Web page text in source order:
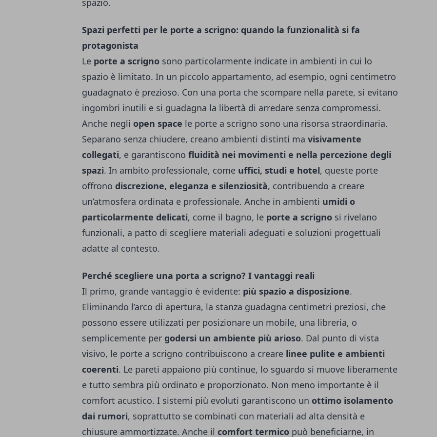
spazio.
Spazi perfetti per le porte a scrigno: quando la funzionalità si fa
protagonista
Le porte a scrigno sono particolarmente indicate in ambienti in cui lo
spazio è limitato. In un piccolo appartamento, ad esempio, ogni centimetro
guadagnato è prezioso. Con una porta che scompare nella parete, si evitano
ingombri inutili e si guadagna la libertà di arredare senza compromessi.
Anche negli open space le porte a scrigno sono una risorsa straordinaria.
Separano senza chiudere, creano ambienti distinti ma visivamente
collegati, e garantiscono fluidità nei movimenti e nella percezione degli
spazi. In ambito professionale, come uffici, studi e hotel, queste porte
offrono discrezione, eleganza e silenziosità, contribuendo a creare
un’atmosfera ordinata e professionale. Anche in ambienti umidi o
particolarmente delicati, come il bagno, le porte a scrigno si rivelano
funzionali, a patto di scegliere materiali adeguati e soluzioni progettuali
adatte al contesto.
Perché scegliere una porta a scrigno? I vantaggi reali
Il primo, grande vantaggio è evidente: più spazio a disposizione.
Eliminando l’arco di apertura, la stanza guadagna centimetri preziosi, che
possono essere utilizzati per posizionare un mobile, una libreria, o
semplicemente per godersi un ambiente più arioso. Dal punto di vista
visivo, le porte a scrigno contribuiscono a creare linee pulite e ambienti
coerenti. Le pareti appaiono più continue, lo sguardo si muove liberamente
e tutto sembra più ordinato e proporzionato. Non meno importante è il
comfort acustico. I sistemi più evoluti garantiscono un ottimo isolamento
dai rumori, soprattutto se combinati con materiali ad alta densità e
chiusure ammortizzate. Anche il comfort termico può beneficiarne, in